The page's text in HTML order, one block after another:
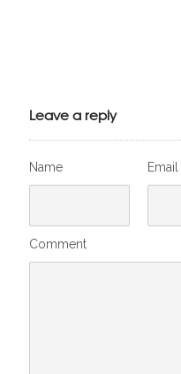
Leave a reply
Name Email
Comment